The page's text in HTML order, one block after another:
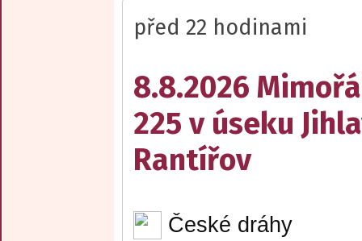
před 22 hodinami
8.8.2026
225 v úseku
Rantířov
České dráhy